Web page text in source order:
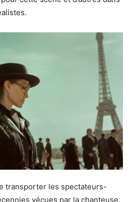
transporter les spectateurs-
vécues par la chanteuse.